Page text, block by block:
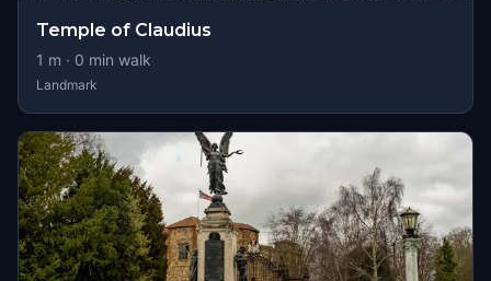
Temple of Claudius
1 m · 0 min walk
Landmark